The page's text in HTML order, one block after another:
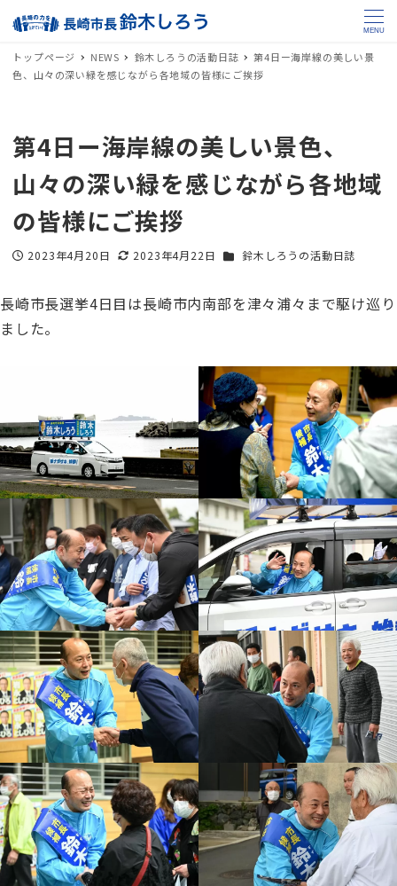
MENU
トップページ NEWS 鈴木しろうの活動日誌
第4日ー海岸線の美しい景
色、山々の深い緑を感じながら各地域の皆様にご挨拶
第4日ー海岸線の美しい景色、
山々の深い緑を感じながら各地域
の皆様にご挨拶
投稿日
2023年4月20日
更新日
2023年4月22日 カテゴリー
鈴木しろうの活動日誌
長崎市長選挙4日目は長崎市内南部を津々浦々まで駆け巡り
ました。